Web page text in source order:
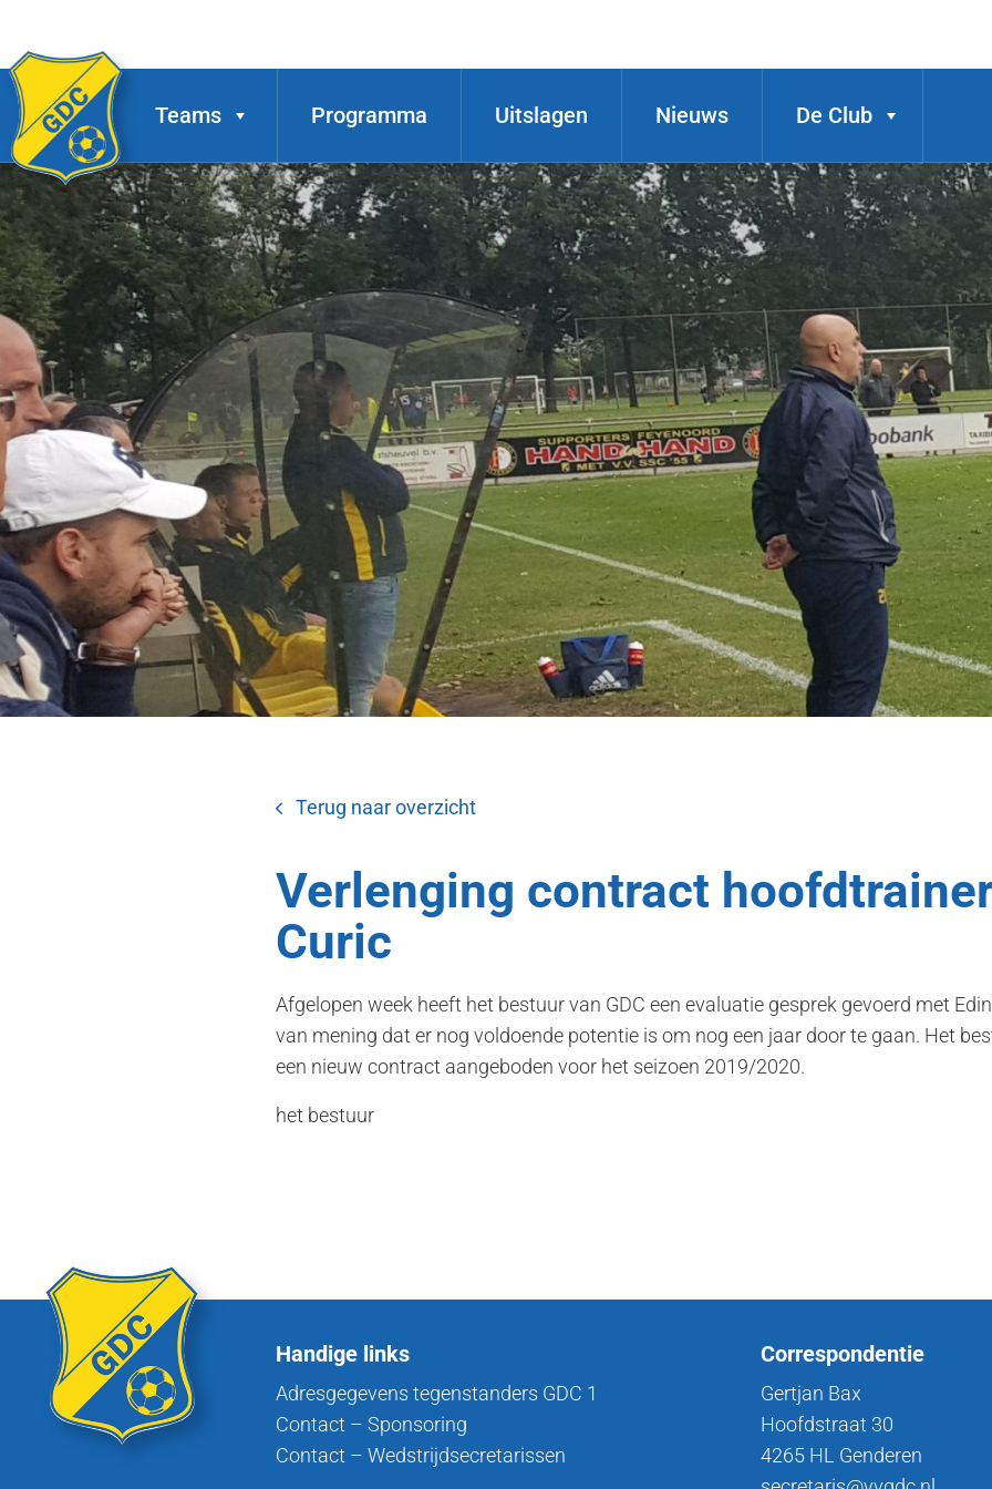
Teams Programma Uitslagen Nieuws De Club
Terug naar overzicht
Verlenging contract
Curic
Afgelopen week heeft het bestuur van GDC een evaluatie gesprek gevoerd met
van mening dat er nog voldoende potentie is om nog een jaar door te gaan. Het
een nieuw contract aangeboden voor het seizoen 2019/2020.
het bestuur
Handige links
Adresgegevens tegenstanders GDC 1
Contact – Sponsoring
Contact – Wedstrijdsecretarissen
Correspondentie
Gertjan Bax
Hoofdstraat 30
4265 HL Genderen